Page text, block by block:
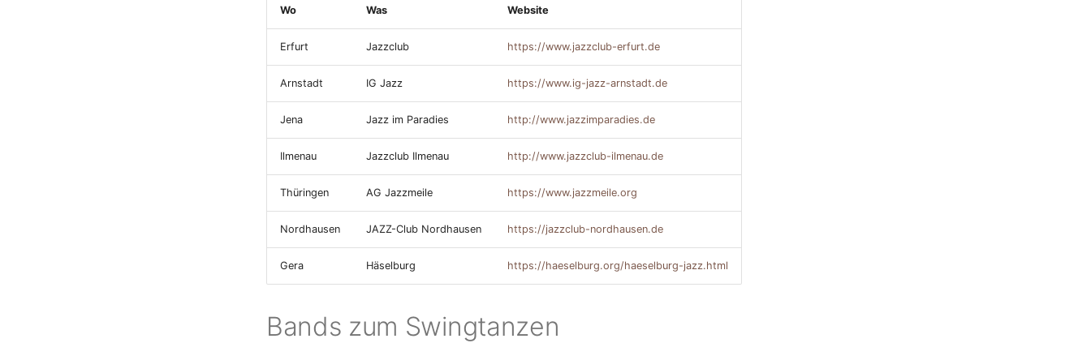
Wo Was Website
Erfurt Jazzclub https://www.jazzclub-erfurt.de
Arnstadt IG Jazz https://www.ig-jazz-arnstadt.de
Jena Jazz im Paradies http://www.jazzimparadies.de
Ilmenau Jazzclub Ilmenau http://www.jazzclub-ilmenau.de
Thüringen AG Jazzmeile https://www.jazzmeile.org
Nordhausen JAZZ-Club Nordhausen https://jazzclub-nordhausen.de
Gera Häselburg https://haeselburg.org/haeselburg-jazz.html
Bands zum Swingtanzen